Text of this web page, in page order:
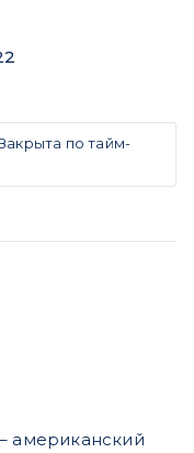
по тайм-
– американский